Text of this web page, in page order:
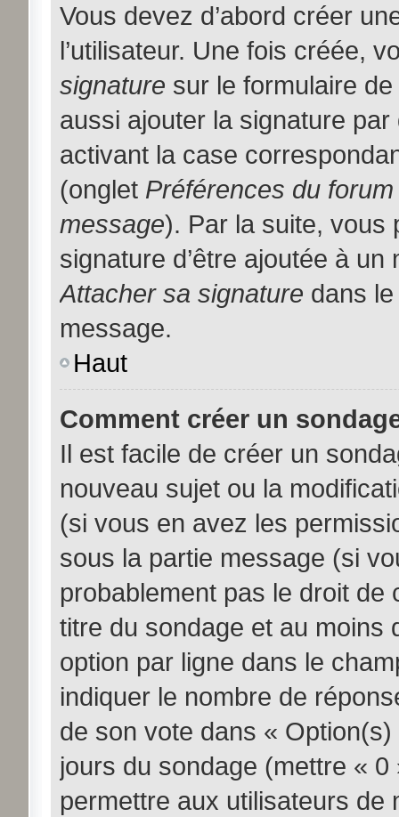
Vous devez d’abord créer
l’utilisateur. Une fois créée,
signature sur le formulaire
aussi ajouter la signature
activant la case
(onglet Préférences du
message). Par la suite, vous
signature d’être ajoutée à
Attacher sa signature dans
message.
Haut
Comment créer un
Il est facile de créer un
nouveau sujet ou la
(si vous en avez les
sous la partie message (si
probablement pas le droit
titre du sondage et au moins
option par ligne dans le
indiquer le nombre de
de son vote dans «
jours du sondage (mettre «
permettre aux utilisateurs de